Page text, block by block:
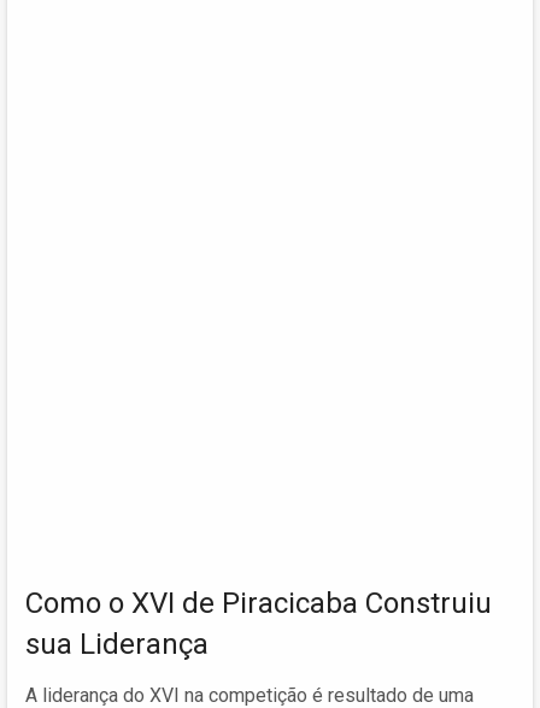
Como o XVI de Piracicaba Construiu
sua Liderança
A liderança do XVI na competição é resultado de uma